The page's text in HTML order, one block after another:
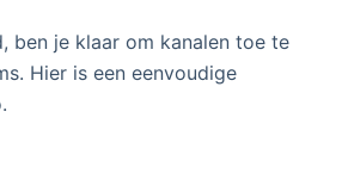
ben je klaar om kanalen toe te
Hier is een eenvoudige